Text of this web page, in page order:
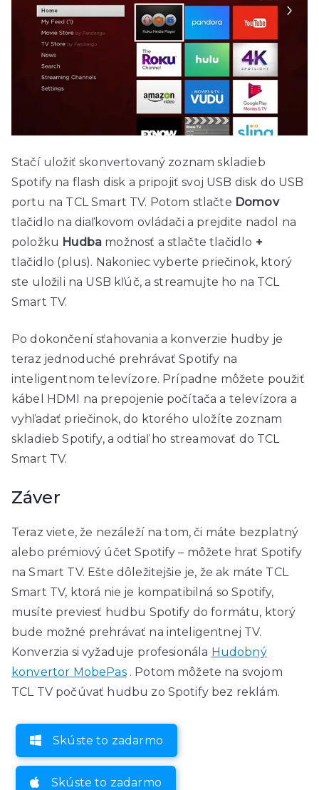
Stačí uložiť skonvertovaný zoznam skladieb
Spotify na flash disk a pripojiť svoj USB disk do USB
portu na TCL Smart TV. Potom stlačte Domov
tlačidlo na diaľkovom ovládači a prejdite nadol na
položku Hudba možnosť a stlačte tlačidlo +
tlačidlo (plus). Nakoniec vyberte priečinok, ktorý
ste uložili na USB kľúč, a streamujte ho na TCL
Smart TV.
Po dokončení sťahovania a konverzie hudby je
teraz jednoduché prehrávať Spotify na
inteligentnom televízore. Prípadne môžete použiť
kábel HDMI na prepojenie počítača a televízora a
vyhľadať priečinok, do ktorého uložíte zoznam
skladieb Spotify, a odtiaľ ho streamovať do TCL
Smart TV.
Záver
Teraz viete, že nezáleží na tom, či máte bezplatný
alebo prémiový účet Spotify – môžete hrať Spotify
na Smart TV. Ešte dôležitejšie je, že ak máte TCL
Smart TV, ktorá nie je kompatibilná so Spotify,
musíte previesť hudbu Spotify do formátu, ktorý
bude možné prehrávať na inteligentnej TV.
Konverzia si vyžaduje profesionála Hudobný
konvertor MobePas. Potom môžete na svojom
TCL TV počúvať hudbu zo Spotify bez reklám.
Skúste to zadarmo
Skúste to zadarmo